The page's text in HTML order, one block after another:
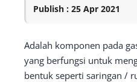
Publish : 25 Apr 2021
Adalah komponen pada
yang berfungsi untuk
bentuk seperti saringan /